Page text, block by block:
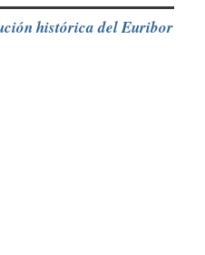
histórica del Euribor